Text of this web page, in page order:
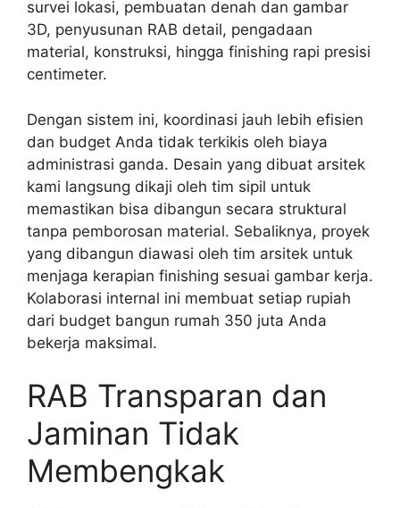
survei lokasi, pembuatan denah dan gambar
3D, penyusunan RAB detail, pengadaan
material, konstruksi, hingga finishing rapi presisi
centimeter.
Dengan sistem ini, koordinasi jauh lebih efisien
dan budget Anda tidak terkikis oleh biaya
administrasi ganda. Desain yang dibuat arsitek
kami langsung dikaji oleh tim sipil untuk
memastikan bisa dibangun secara struktural
tanpa pemborosan material. Sebaliknya, proyek
yang dibangun diawasi oleh tim arsitek untuk
menjaga kerapian finishing sesuai gambar kerja.
Kolaborasi internal ini membuat setiap rupiah
dari budget bangun rumah 350 juta Anda
bekerja maksimal.
RAB Transparan dan
Jaminan Tidak
Membengkak